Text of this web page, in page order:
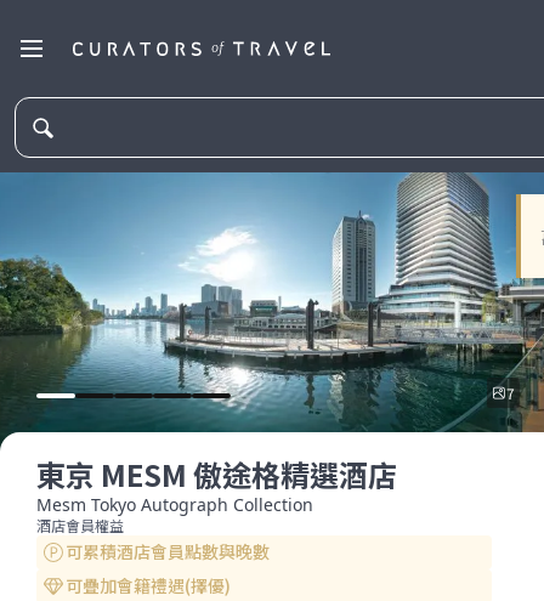
7
東京 MESM 傲途格精選酒店
Mesm Tokyo Autograph Collection
酒店會員權益
可累積酒店會員點數與晚數
可疊加會籍禮遇(擇優)